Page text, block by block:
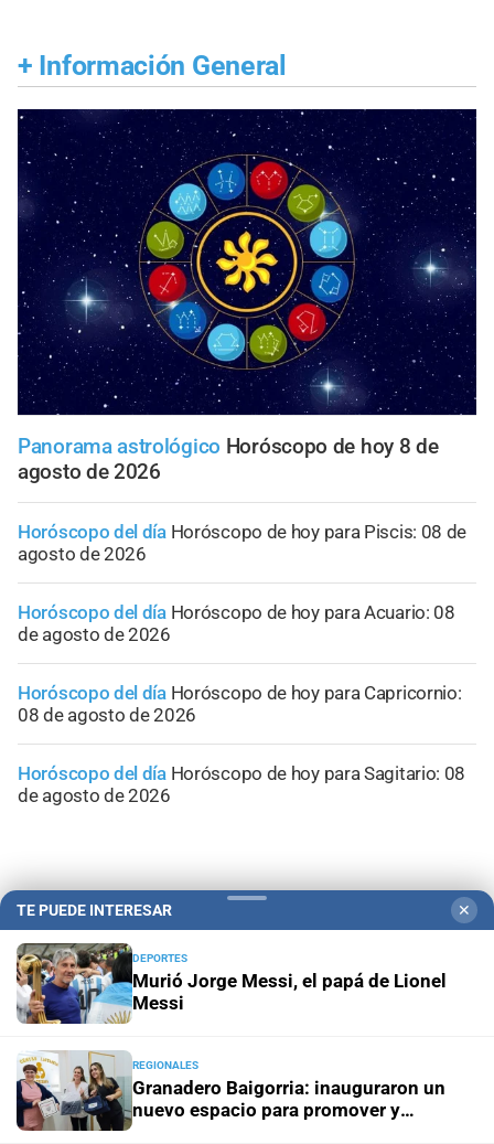
+ Información General
Panorama astrológico Horóscopo de hoy 8 de
agosto de 2026
Horóscopo del día Horóscopo de hoy para Piscis: 08 de
agosto de 2026
Horóscopo del día Horóscopo de hoy para Acuario: 08
de agosto de 2026
Horóscopo del día Horóscopo de hoy para Capricornio:
08 de agosto de 2026
Horóscopo del día Horóscopo de hoy para Sagitario: 08
de agosto de 2026
Campolitoral Revista Nosotros Clasificados CYD Litoral
TE PUEDE INTERESAR ✕
DEPORTES
Murió Jorge Messi, el papá de Lionel
Messi
REGIONALES
Granadero Baigorria: inauguraron un
nuevo espacio para promover y